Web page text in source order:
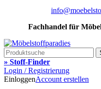
Fachhandel für
» Stoff-Finder
Login / Registrierung
EinloggenAccount erstellen